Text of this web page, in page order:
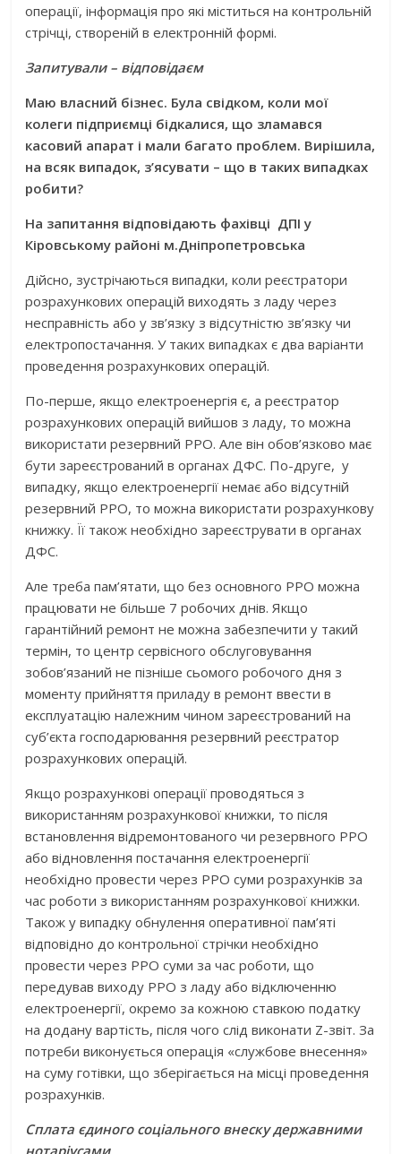
операції, інформація про які міститься на контрольній
стрічці, створеній в електронній формі.
Запитували – відповідаєм
Маю власний бізнес. Була свідком, коли мої
колеги підприємці бідкалися, що зламався
касовий апарат і мали багато проблем. Вирішила,
на всяк випадок, з’ясувати – що в таких випадках
робити?
На запитання відповідають фахівці ДПІ у
Кіровському районі м.Дніпропетровська
Дійсно, зустрічаються випадки, коли реєстратори
розрахункових операцій виходять з ладу через
несправність або у зв’язку з відсутністю зв’язку чи
електропостачання. У таких випадках є два варіанти
проведення розрахункових операцій.
По-перше, якщо електроенергія є, а реєстратор
розрахункових операцій вийшов з ладу, то можна
використати резервний РРО. Але він обов’язково має
бути зареєстрований в органах ДФС. По-друге, у
випадку, якщо електроенергії немає або відсутній
резервний РРО, то можна використати розрахункову
книжку. Її також необхідно зареєструвати в органах
ДФС.
Але треба пам’ятати, що без основного РРО можна
працювати не більше 7 робочих днів. Якщо
гарантійний ремонт не можна забезпечити у такий
термін, то центр сервісного обслуговування
зобов’язаний не пізніше сьомого робочого дня з
моменту прийняття приладу в ремонт ввести в
експлуатацію належним чином зареєстрований на
суб’єкта господарювання резервний реєстратор
розрахункових операцій.
Якщо розрахункові операції проводяться з
використанням розрахункової книжки, то після
встановлення відремонтованого чи резервного РРО
або відновлення постачання електроенергії
необхідно провести через РРО суми розрахунків за
час роботи з використанням розрахункової книжки.
Також у випадку обнулення оперативної пам’яті
відповідно до контрольної стрічки необхідно
провести через РРО суми за час роботи, що
передував виходу РРО з ладу або відключенню
електроенергії, окремо за кожною ставкою податку
на додану вартість, після чого слід виконати Z-звіт. За
потреби виконується операція «службове внесення»
на суму готівки, що зберігається на місці проведення
розрахунків.
Сплата єдиного соціального внеску державними